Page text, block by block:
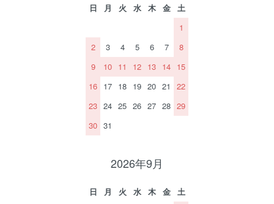
日 月 火 水 木 金
土
1
2
3 4 5 6 7
8
9
10 11 12 13 14 15
16 17 18 19 20 21
22
23 24 25 26 27 28 29
30 31
2026年9月
日 月 火 水 木 金
土